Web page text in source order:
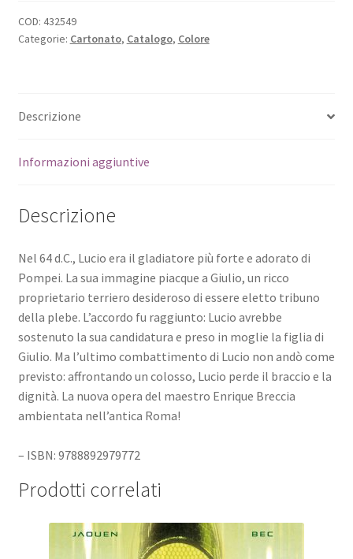
COD: 432549
Categorie: Cartonato, Catalogo, Colore
Descrizione
Informazioni aggiuntive
Descrizione
Nel 64 d.C., Lucio era il gladiatore più forte e adorato di
Pompei. La sua immagine piacque a Giulio, un ricco
proprietario terriero desideroso di essere eletto tribuno
della plebe. L’accordo fu raggiunto: Lucio avrebbe
sostenuto la sua candidatura e preso in moglie la figlia di
Giulio. Ma l’ultimo combattimento di Lucio non andò come
previsto: affrontando un colosso, Lucio perde il braccio e la
dignità. La nuova opera del maestro Enrique Breccia
ambientata nell’antica Roma!
– ISBN: 9788892979772
Prodotti correlati